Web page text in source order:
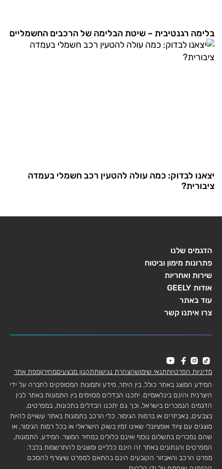
בלימה רגנטיבית – שיטת הבלימה של הרכבים החשמליים
יצאנו לבדוק: כמה עולה להטעין רכב חשמלי בעמדה
ציבורית?
הדגמים שלנו
פתרונות מימון וביטוח
שירות ואחריות
אודות GEELY
עוד באתר
צרו איתנו קשר
מדיניות הפרטיותתנאי שימושהצהרת נגישותתקנון מבצעיםמחירוןמפת אתר
המידע המוצג באתר כולל, בין היתר, מידע ותמונות המסופקים לחברה על ידי
היצרנית והינם בינלאומיים. יתכנו הבדלים מסוימים בין התמונות באתר לבין
הדגמים הנמכרים בישראל, וכך גם יתכנו הבדלים בתכונות, במפרטים,
בצבעים, באביזרים או ברמות הגימור. כלי הרכב בתמונות באתר עשויים להיות
מוצגים עם ציוד אופציונלי שאינו זמין בשוק הישראלי או בכל רמות הגימור, או
שהם נמכרים בתשלום נוסף ואינם כלולים במחיר המוצר. המידע, התמונות,
המפרטים והנתונים באתר זה הינם כלליים ומוצגים להתרשמות בלבד.
מפרט הרכב והאבזור הקובעים הינם בהתאם למפרט שיצורף להסכם